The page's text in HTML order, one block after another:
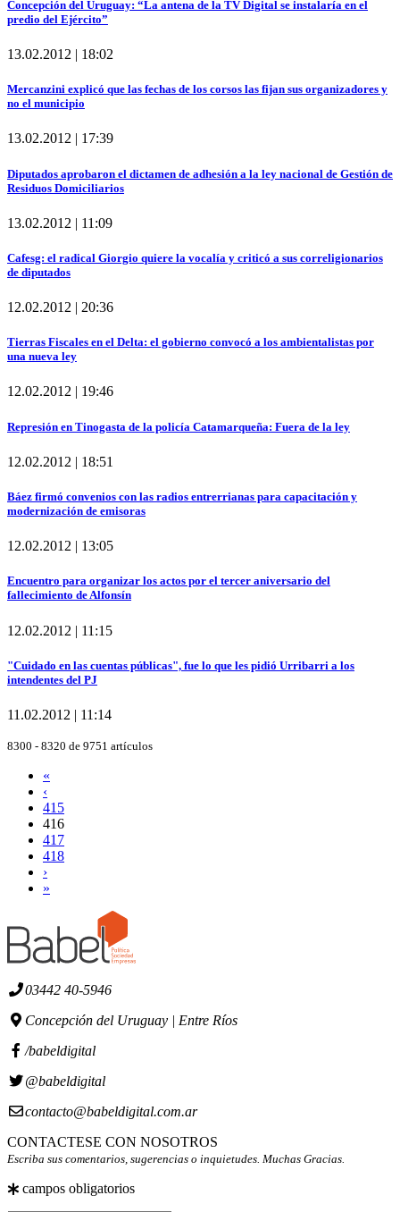
Concepción del Uruguay: “La antena de la TV Digital se instalaría en el
predio del Ejército”
13.02.2012 | 18:02
Mercanzini explicó que las fechas de los corsos las fijan sus organizadores y
no el municipio
13.02.2012 | 17:39
Diputados aprobaron el dictamen de adhesión a la ley nacional de Gestión de
Residuos Domiciliarios
13.02.2012 | 11:09
Cafesg: el radical Giorgio quiere la vocalía y criticó a sus correligionarios
de diputados
12.02.2012 | 20:36
Tierras Fiscales en el Delta: el gobierno convocó a los ambientalistas por
una nueva ley
12.02.2012 | 19:46
Represión en Tinogasta de la policía Catamarqueña: Fuera de la ley
12.02.2012 | 18:51
Báez firmó convenios con las radios entrerrianas para capacitación y
modernización de emisoras
12.02.2012 | 13:05
Encuentro para organizar los actos por el tercer aniversario del
fallecimiento de Alfonsín
12.02.2012 | 11:15
"Cuidado en las cuentas públicas", fue lo que les pidió Urribarri a los
intendentes del PJ
11.02.2012 | 11:14
8300 - 8320 de 9751 artículos
«
‹
415
416
417
418
›
»
03442 40-5946
Concepción del Uruguay | Entre Ríos
/babeldigital
@babeldigital
contacto@babeldigital.com.ar
CONTACTESE CON NOSOTROS
Escriba sus comentarios, sugerencias o inquietudes. Muchas Gracias.
campos obligatorios